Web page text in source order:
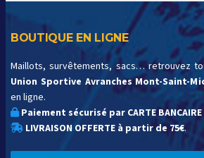
BOUTIQUE EN LIGNE
Maillots, survêtements, sacs… retrouvez
Union Sportive Avranches Mont-Saint-
en ligne.
Paiement sécurisé par CARTE BANCAIRE
LIVRAISON OFFERTE à partir de 75€.